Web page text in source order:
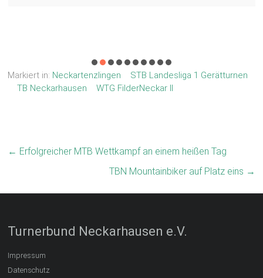
Markiert in: Neckartenzlingen
STB Landesliga 1 Gerätturnen
TB Neckarhausen
WTG FilderNeckar II
← Erfolgreicher MTB Wettkampf an einem heißen Tag
TBN Mountainbiker auf Platz eins →
Turnerbund Neckarhausen e.V.
Impressum
Datenschutz